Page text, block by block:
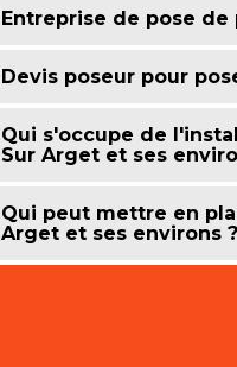
Entreprise de pose de
Devis poseur pour
Qui s'occupe de
Sur Arget et ses
Qui peut mettre en
Arget et ses environs ?